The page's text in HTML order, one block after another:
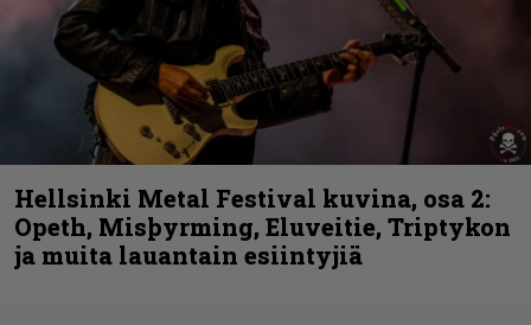
Hellsinki Metal Festival kuvina, osa 2:
Opeth, Misþyrming, Eluveitie, Triptykon
ja muita lauantain esiintyjiä